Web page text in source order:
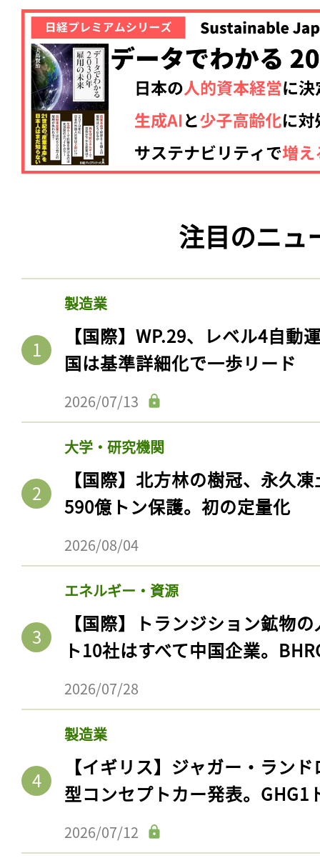
注目のニュ
製造業
【国際】WP.29、レベル4自動
国は基準詳細化で一歩リード
2026/07/13
大学・研究機関
【国際】北方林の樹冠、永久
590億トン保護。初の定量化
2026/08/04
エネルギー・資源
【国際】トランジション鉱物
ト10社はすべて中国企業。
2026/07/28
製造業
【イギリス】ジャガー・ラン
型コンセプトカー発表。GHG1
2026/07/12